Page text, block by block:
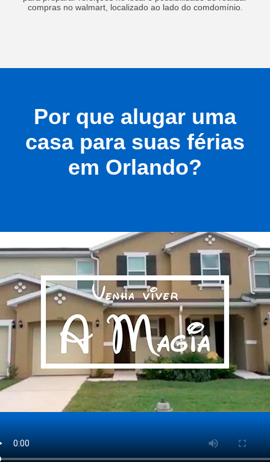
compras no walmart, localizado ao lado do comdomínio.
Por que alugar uma
casa para suas férias
em Orlando?